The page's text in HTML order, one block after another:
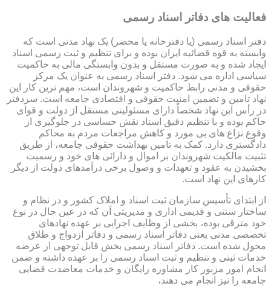
فعالیت های دفاتر اسناد رسمی
دفتر اسناد رسمی (یا دفترخانه یا محضر) یک نهاد مدنی است که
وابسته به قوه قضائیه ایران بوده و برای تنظیم و ثبت رسمی اسناد
ایجاد شده و به صورت مستقل و بدون وابستگی مالی به حاکمیت
سیاسی اداره می شود. دفتر اسناد رسمی به عنوان یک مرکز
حقوقی و مدنی رابط حاکمیت و شهروندان است، مهم ترین کار این
نهاد تامین و تضمین امنیت حقوقی و اقتصادی جامعه است. سردفتر
در رأس این نهاد شخصاً دارای مسئولیتی مستقل از دولت و قوای
حاکم بوده و با تنظیم دقیق اسناد نقش حساسی در جلوگیری از
وقوع نزاع های بی مورد و کاهش مراجعات مردم به محاکم
دادگستری دارد. کمک به تامین بهداشت حقوقی جامعه، از طریق
تثبیت مالکیت شهروندان بر اموال و دارائی های خود و رسمیت
بخشیدن به عقود و تعهدات و وصول برخی درآمدهای دولت از دیگر
کارهای این نهاد است.
از ابتدای تأسیس سازمان ثبت اسناد و املاک کشور و در نظام و
ساختار سنتی و قدیمی اداری و مدیریتی آن که در عین حال در نوع
خود مترقی بوده، بخشی از وظایف اجرایی بر عهده نهادهای
تخصصی مدنی یعنی دفاتر اسناد رسمی و دفاتر ازدواج و طلاق
محول شده است. دفاتر اسناد رسمی بخش قابل توجهی از عرضه
خدمات ثبتی و تنظیم و ثبت اسناد رسمی را بر عهده داشته و ضمن
انجام امور مزبور کار مشاوره رایگان و خدمات معاضدت قضایی
جامعه را نیز انجام می دهند،